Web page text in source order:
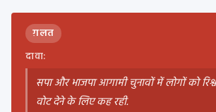
ग़लत
दावा:
सपा और भाजपा आगामी चुनावों में लोगों को
वोट देने के लिए कह रही.